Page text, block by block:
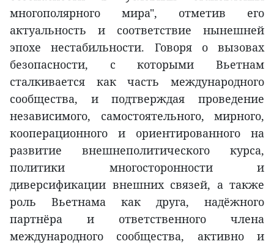
многополярного мира", отметив его
актуальность и соответствие нынешней
эпохе нестабильности. Говоря о вызовах
безопасности, с которыми Вьетнам
сталкивается как часть международного
сообщества, и подтверждая проведение
независимого, самостоятельного, мирного,
кооперационного и ориентированного на
развитие внешнеполитического курса,
политики многосторонности и
диверсификации внешних связей, а также
роль Вьетнама как друга, надёжного
партнёра и ответственного члена
международного сообщества, активно и